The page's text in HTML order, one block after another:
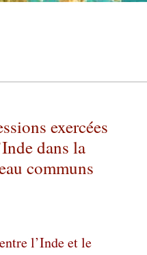
exercées
dans la
communs
l’Inde et le